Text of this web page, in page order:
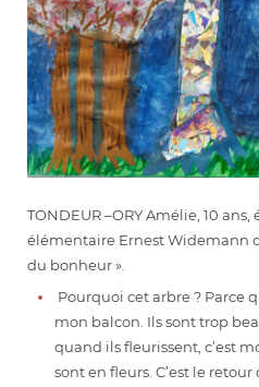
TONDEUR –ORY Amélie, 10 ans,
élémentaire Ernest Widemann
du bonheur ».
Pourquoi cet arbre ? Parce
mon balcon. Ils sont trop
quand ils fleurissent, c’est
sont en fleurs. C’est le